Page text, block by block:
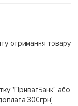
отримання товару
"ПриватБанк" або
300грн)